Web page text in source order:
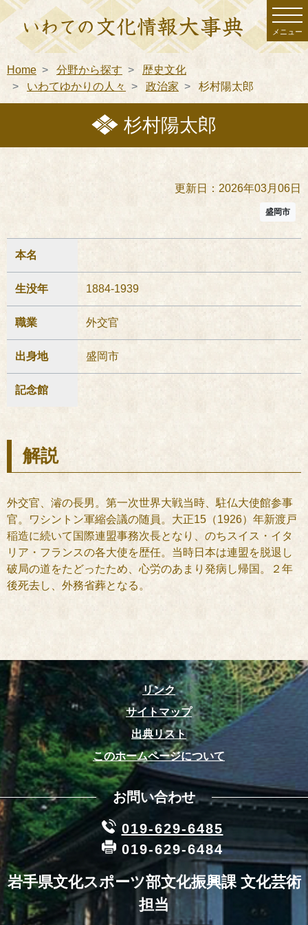
メニュー
Home 分野から探す
歴史文化
いわてゆかりの人々
政治家 杉村陽太郎
杉村陽太郎
更新日：2026年03月06日
盛岡市
本名
生没年 1884-1939
職業 外交官
出身地 盛岡市
記念館
解説
外交官、濬の長男。第一次世界大戦当時、駐仏大使館参事
官。ワシントン軍縮会議の随員。大正15（1926）年新渡戸
稲造に続いて国際連盟事務次長となり、のちスイス・イタ
リア・フランスの各大使を歴任。当時日本は連盟を脱退し
破局の道をたどったため、心労のあまり発病し帰国。２年
後死去し、外務省葬となる。
リンク
サイトマップ
出典リスト
このホームページについて
お問い合わせ
019-629-6485
019-629-6484
岩手県文化スポーツ部文化振興課 文化芸術
担当